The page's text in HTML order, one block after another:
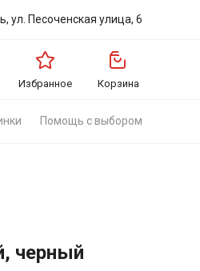
ул. Песоченская улица, 6
Избранное Корзина
Помощь с выбором
черный